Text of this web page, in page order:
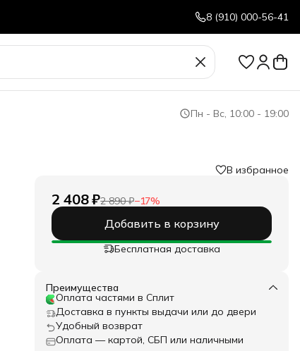
8 (910) 000-56-41
Пн - Вс, 10:00 - 19:00
В избранное
2 408 ₽2 890 ₽−17%
Добавить в корзину
Бесплатная доставка
Преимущества
Оплата частями в Сплит
Доставка в пункты выдачи или до двери
Удобный возврат
Оплата — картой, СБП или наличными